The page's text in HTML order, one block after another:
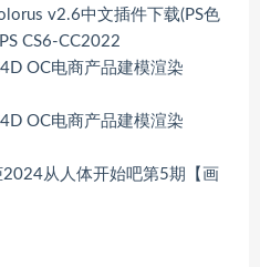
v2.6中文插件下载(PS色
CS6-CC2022
OC电商产品建模渲染
OC电商产品建模渲染
2024从人体开始吧第5期【画